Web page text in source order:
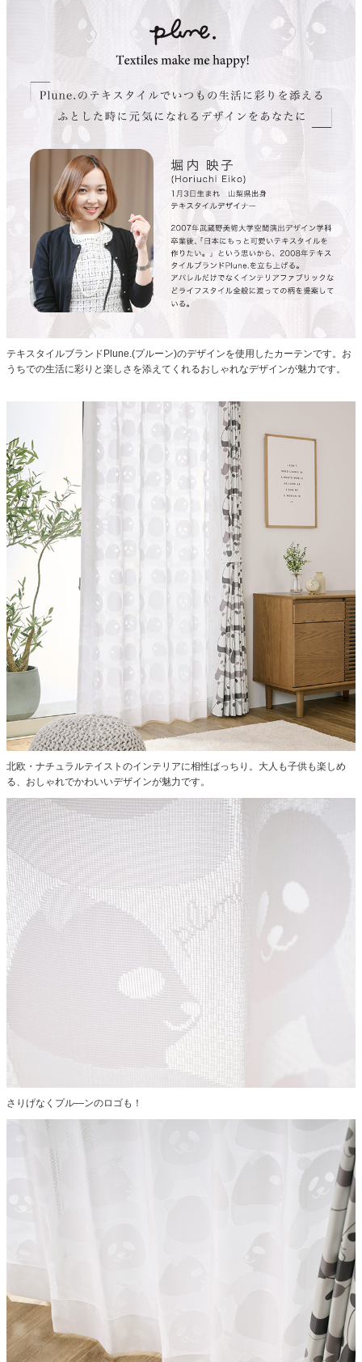
テキスタイルブランドPlune.(プルーン)のデザインを使用したカーテンです。お
うちでの生活に彩りと楽しさを添えてくれるおしゃれなデザインが魅力です。
北欧・ナチュラルテイストのインテリアに相性ばっちり。大人も子供も楽しめ
る、おしゃれでかわいいデザインが魅力です。
さりげなくプル―ンのロゴも！